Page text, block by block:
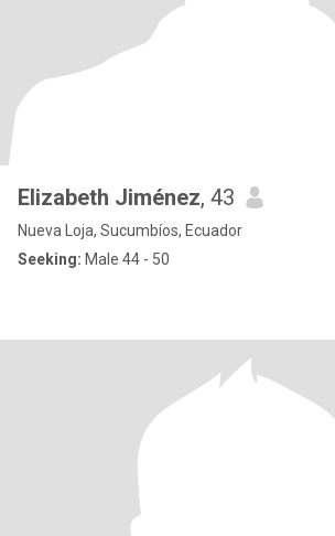
Elizabeth Jiménez, 43
Nueva Loja, Sucumbíos, Ecuador
Seeking: Male 44 - 50